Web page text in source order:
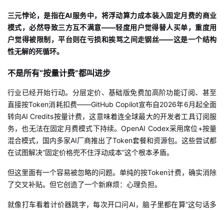
三元悖论，是指在AI服务中，将浮动算力成本装入固定月费的商业
模式，必然导致三方互不满意——轻度用户觉得替人买单，重度用
户觉得被限制，平台则在亏损和挨骂之间走钢丝——这是一个结构
性无解的死循环。
不是所有“按量计费”都叫进步
行业已经开始行动。分层定价、基础版免费加高阶功能订阅、甚至
直接按Token消耗扣费——GitHub Copilot宣布自2026年6月起全面
转向AI Credits按量计费，这意味着连全球最大的开发者工具订阅服
务，也无法在固定月费模式下持续。OpenAI Codex采用席位+按量
混合模式，国内多家AI厂商推出了Token套餐和资源包。这些尝试都
在试图解决“固定价格兜不住浮动成本”这个根本矛盾。
但这里面有一个容易被忽略的问题。单纯的按Token计费，确实消除
了交叉补贴。但它创造了一个新麻烦：心理负担。
就像打车看着计价器跳字，每次开口问AI，脑子里都在算“这句话多